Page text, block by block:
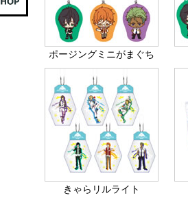
ポージングミニがまぐち
きゃらリルライト